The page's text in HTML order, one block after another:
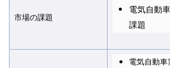
市場の課題​​​​​​​
電気自動
課題
電気自動